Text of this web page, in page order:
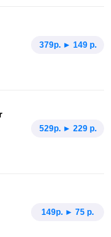
379p. ► 149 р.
529p. ► 229 р.
149p. ► 75 р.